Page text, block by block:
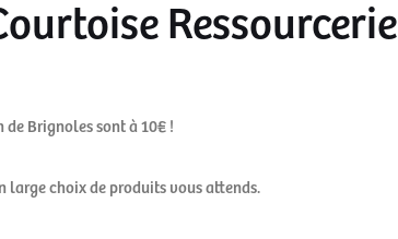
Ressourcerie
de Brignoles sont à 10€ !
large choix de produits vous attends.